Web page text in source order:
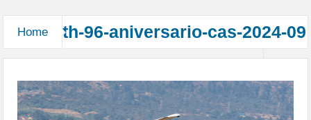
Home th-96-aniversario-cas-2024-09